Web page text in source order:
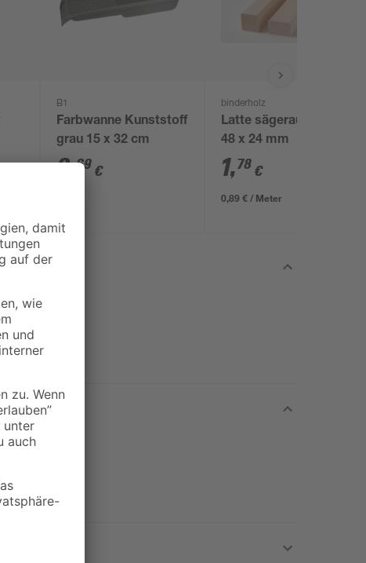
B1
Farbwanne Kunststoff
grau 15 x 32 cm
2,69 €
binderholz
Latte sägerau 2000 x
48 x 24 mm
1,78 €
0,89 € / Meter